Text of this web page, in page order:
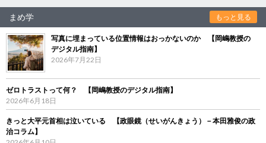
まめ学 もっと見る
写真に埋まっている位置情報はおっかないのか 【岡嶋教授の
デジタル指南】
2026年7月22日
ゼロトラストって何？ 【岡嶋教授のデジタル指南】
2026年6月18日
きっと大平元首相は泣いている 【政眼鏡（せいがんきょう）－本田雅俊の政
治コラム】